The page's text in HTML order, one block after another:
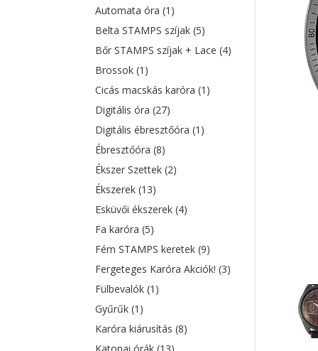
Automata óra(1)
Belta STAMPS szíjak(5)
Bőr STAMPS szíjak + Lace(4)
Brossok(1)
Cicás macskás karóra(1)
Digitális óra(27)
Digitális ébresztőóra(1)
Ébresztőóra(8)
Ékszer Szettek(2)
Ékszerek(13)
Esküvői ékszerek(4)
Fa karóra(5)
Fém STAMPS keretek(9)
Fergeteges Karóra Akciók!(3)
Fülbevalók(1)
Gyűrűk(1)
Karóra kiárusítás(8)